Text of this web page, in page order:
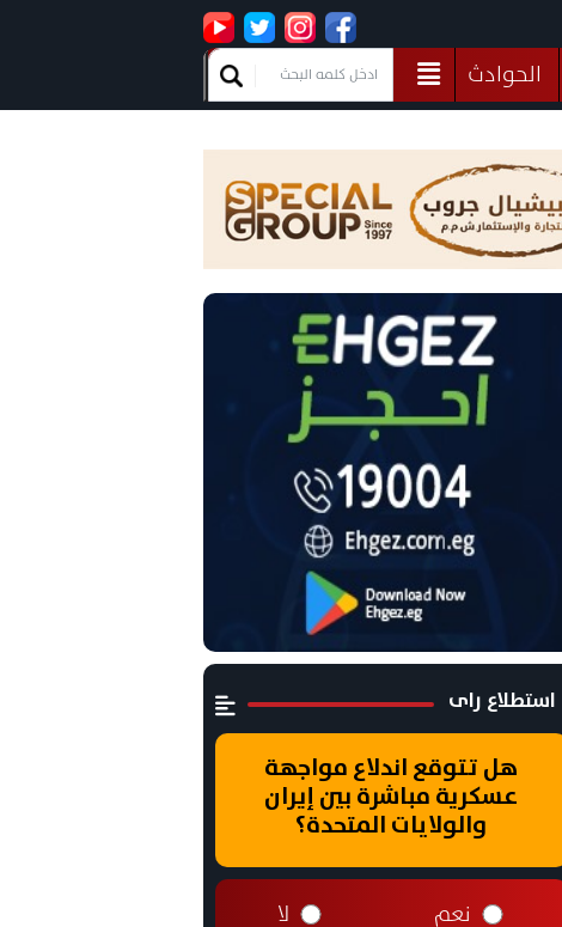
الحوادث
استطلاع راى
هل تتوقع اندلاع مواجهة
عسكرية مباشرة بين إيران
والولايات المتحدة؟
نعم لا